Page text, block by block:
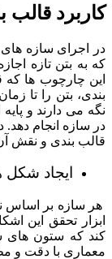
کاربرد قالب
در اجرای سازه
که به بتن تازه
این چارچوب ها که
بندی، بتن را تا
نگه می دارند و
در سازه انجام دهد.
قالب بندی و نقش
ایجاد
هر سازه بر اساس
ابزار تحقق این
کند که ستون های
معماری با دقت و